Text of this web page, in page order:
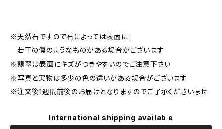
※天然石ですので石によっては表面に
若干の傷のようなものがある場合がございます
※翡翠は表面にキズがつきやすいのでご注意下さい
※写真と実物は多少の色の違いがある場合がございます
※注文後1週間前後のお届けとなりますのでご了承くださいませ
International shipping available